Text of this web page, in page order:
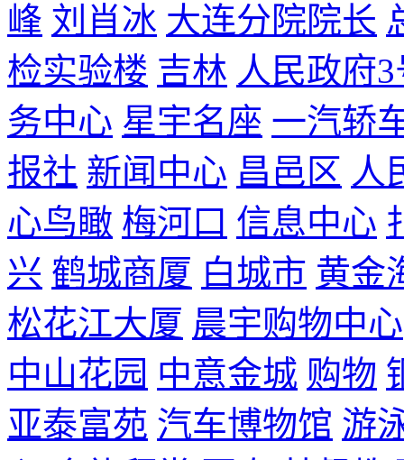
峰 刘肖冰 大连分院院长
检实验楼 吉林 人民政府
务中心 星宇名座 一汽轿
报社 新闻中心 昌邑区 人
心鸟瞰 梅河口 信息中心
兴 鹤城商厦 白城市 黄金
松花江大厦 晨宇购物中心
中山花园 中意金城 购物
亚泰富苑 汽车博物馆 游